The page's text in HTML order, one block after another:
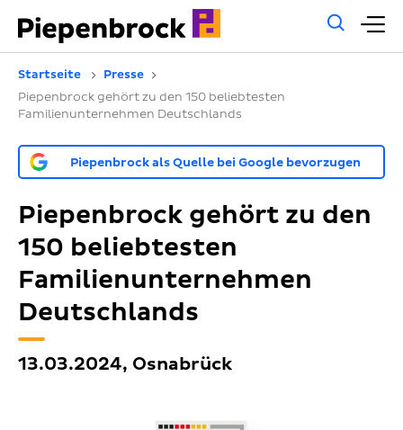
Startseite
Presse
Piepenbrock gehört zu den 150 beliebtesten
Familienunternehmen Deutschlands
Piepenbrock als Quelle bei Google bevorzugen
Piepenbrock gehört zu den
150 beliebtesten
Familienunternehmen
Deutschlands
13.03.2024, Osnabrück